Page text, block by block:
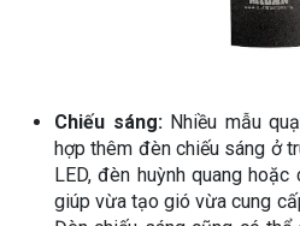
Chiếu sáng:Nhiều mẫu
hợp thêm đèn chiếu sáng ở
LED, đèn huỳnh quang
giúp vừa tạo gió vừa cung